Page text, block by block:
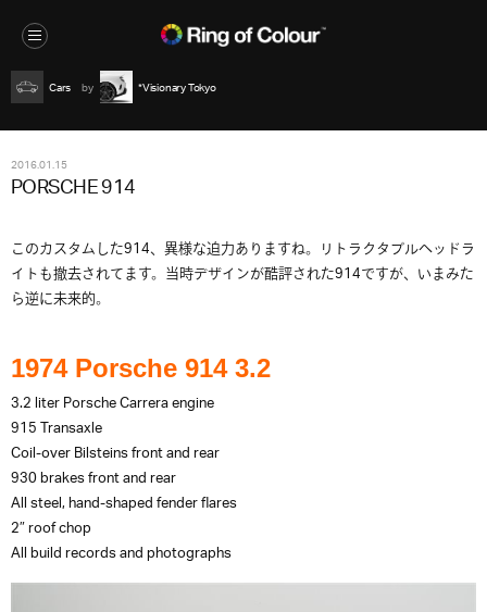
Cars *Visionary Tokyo
2016.01.15
PORSCHE 914
このカスタムした914、異様な迫力ありますね。リトラクタブルヘッドラ
イトも撤去されてます。当時デザインが酷評された914ですが、いまみた
ら逆に未来的。
1974 Porsche 914 3.2
3.2 liter Porsche Carrera engine
915 Transaxle
Coil-over Bilsteins front and rear
930 brakes front and rear
All steel, hand-shaped fender flares
2″ roof chop
All build records and photographs